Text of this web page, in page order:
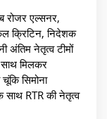
रोजर एल्सनर,
क्रिटिन, निदेशक
अंतिम नेतृत्व टीमों
साथ मिलकर
सिमोना
साथ RTR की नेतृत्व